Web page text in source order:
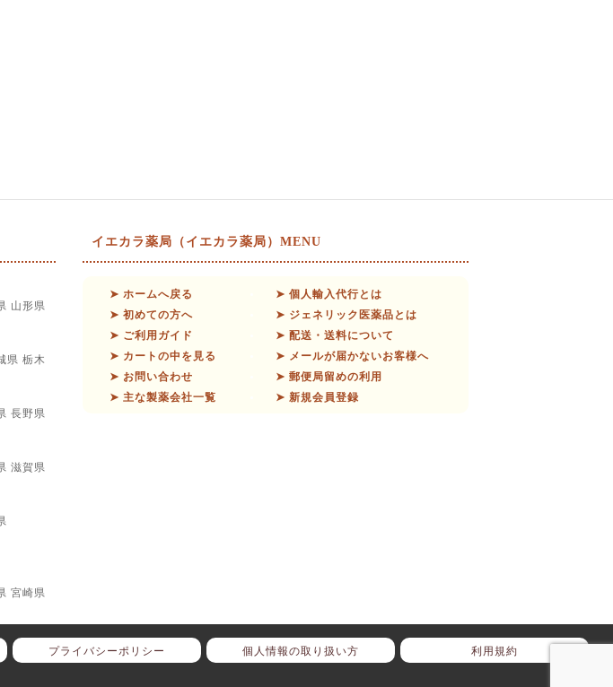
山形県
県 栃木
長野県
滋賀県
宮崎県
イエカラ薬局（イエカラ薬局）MENU
➤ ホームへ戻る
➤ 初めての方へ
➤ ご利用ガイド
➤ カートの中を見る
➤ お問い合わせ
➤ 主な製薬会社一覧
➤ 個人輸入代行とは
➤ ジェネリック医薬品とは
➤ 配送・送料について
➤ メールが届かないお客様へ
➤ 郵便局留めの利用
➤ 新規会員登録
プライバシーポリシー 個人情報の取り扱い方 利用規約